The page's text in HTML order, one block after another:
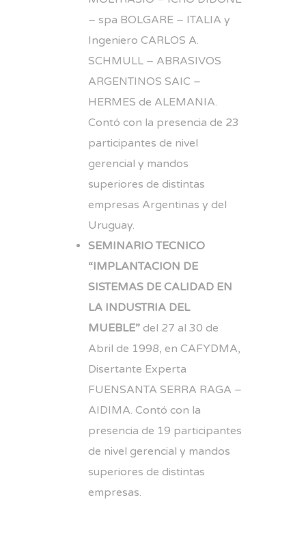
– spa BOLGARE – ITALIA y
Ingeniero CARLOS A.
SCHMULL – ABRASIVOS
ARGENTINOS SAIC –
HERMES de ALEMANIA.
Contó con la presencia de 23
participantes de nivel
gerencial y mandos
superiores de distintas
empresas Argentinas y del
Uruguay.
SEMINARIO TECNICO
“IMPLANTACION DE
SISTEMAS DE CALIDAD EN
LA INDUSTRIA DEL
MUEBLE” del 27 al 30 de
Abril de 1998, en CAFYDMA,
Disertante Experta
FUENSANTA SERRA RAGA –
AIDIMA. Contó con la
presencia de 19 participantes
de nivel gerencial y mandos
superiores de distintas
empresas.